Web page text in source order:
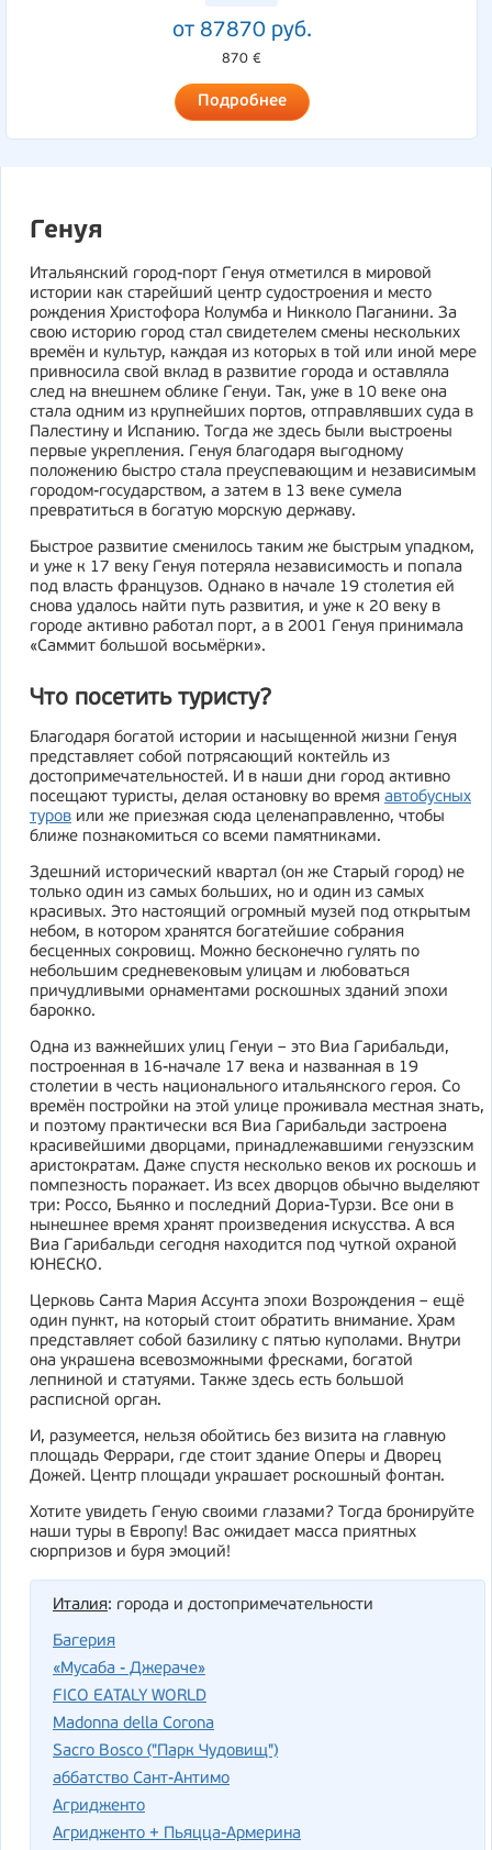
от 87870 руб.
870 €
Подробнее
Генуя
Итальянский город-порт Генуя отметился в мировой
истории как старейший центр судостроения и место
рождения Христофора Колумба и Никколо Паганини. За
свою историю город стал свидетелем смены нескольких
времён и культур, каждая из которых в той или иной мере
привносила свой вклад в развитие города и оставляла
след на внешнем облике Генуи. Так, уже в 10 веке она
стала одним из крупнейших портов, отправлявших суда в
Палестину и Испанию. Тогда же здесь были выстроены
первые укрепления. Генуя благодаря выгодному
положению быстро стала преуспевающим и независимым
городом-государством, а затем в 13 веке сумела
превратиться в богатую морскую державу.
Быстрое развитие сменилось таким же быстрым упадком,
и уже к 17 веку Генуя потеряла независимость и попала
под власть французов. Однако в начале 19 столетия ей
снова удалось найти путь развития, и уже к 20 веку в
городе активно работал порт, а в 2001 Генуя принимала
«Саммит большой восьмёрки».
Что посетить туристу?
Благодаря богатой истории и насыщенной жизни Генуя
представляет собой потрясающий коктейль из
достопримечательностей. И в наши дни город активно
посещают туристы, делая остановку во время автобусных
туров или же приезжая сюда целенаправленно, чтобы
ближе познакомиться со всеми памятниками.
Здешний исторический квартал (он же Старый город) не
только один из самых больших, но и один из самых
красивых. Это настоящий огромный музей под открытым
небом, в котором хранятся богатейшие собрания
бесценных сокровищ. Можно бесконечно гулять по
небольшим средневековым улицам и любоваться
причудливыми орнаментами роскошных зданий эпохи
барокко.
Одна из важнейших улиц Генуи – это Виа Гарибальди,
построенная в 16-начале 17 века и названная в 19
столетии в честь национального итальянского героя. Со
времён постройки на этой улице проживала местная знать,
и поэтому практически вся Виа Гарибальди застроена
красивейшими дворцами, принадлежавшими генуэзским
аристократам. Даже спустя несколько веков их роскошь и
помпезность поражает. Из всех дворцов обычно выделяют
три: Россо, Бьянко и последний Дориа-Турзи. Все они в
нынешнее время хранят произведения искусства. А вся
Виа Гарибальди сегодня находится под чуткой охраной
ЮНЕСКО.
Церковь Санта Мария Ассунта эпохи Возрождения – ещё
один пункт, на который стоит обратить внимание. Храм
представляет собой базилику с пятью куполами. Внутри
она украшена всевозможными фресками, богатой
лепниной и статуями. Также здесь есть большой
расписной орган.
И, разумеется, нельзя обойтись без визита на главную
площадь Феррари, где стоит здание Оперы и Дворец
Дожей. Центр площади украшает роскошный фонтан.
Хотите увидеть Геную своими глазами? Тогда бронируйте
наши туры в Европу! Вас ожидает масса приятных
сюрпризов и буря эмоций!
Италия: города и достопримечательности
Багерия
«Мусаба - Джераче»
FICO EATALY WORLD
Madonna della Corona
Sacro Bosco ("Парк Чудовищ")
аббатство Сант-Антимо
Агридженто
Агридженто + Пьяцца-Армерина